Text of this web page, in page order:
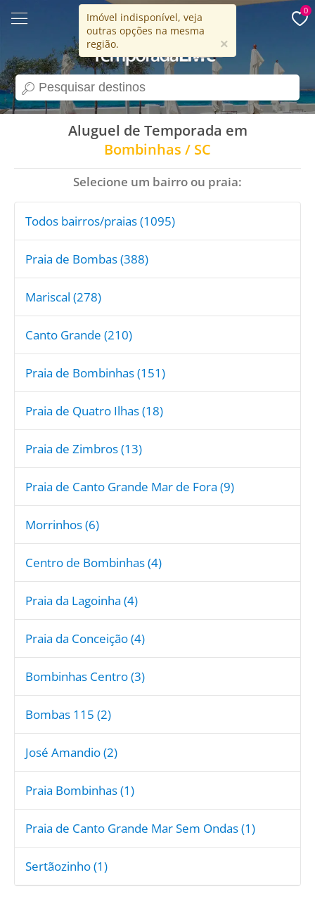
search
15 anos
0
Imóvel indisponível, veja
outras opções na mesma
região.
×
Aluguel de Temporada em
Bombinhas / SC
Selecione um bairro ou praia:
Todos bairros/praias (1095)
Praia de Bombas (388)
Mariscal (278)
Canto Grande (210)
Praia de Bombinhas (151)
Praia de Quatro Ilhas (18)
Praia de Zimbros (13)
Praia de Canto Grande Mar de Fora (9)
Morrinhos (6)
Centro de Bombinhas (4)
Praia da Lagoinha (4)
Praia da Conceição (4)
Bombinhas Centro (3)
Bombas 115 (2)
José Amandio (2)
Praia Bombinhas (1)
Praia de Canto Grande Mar Sem Ondas (1)
Sertãozinho (1)